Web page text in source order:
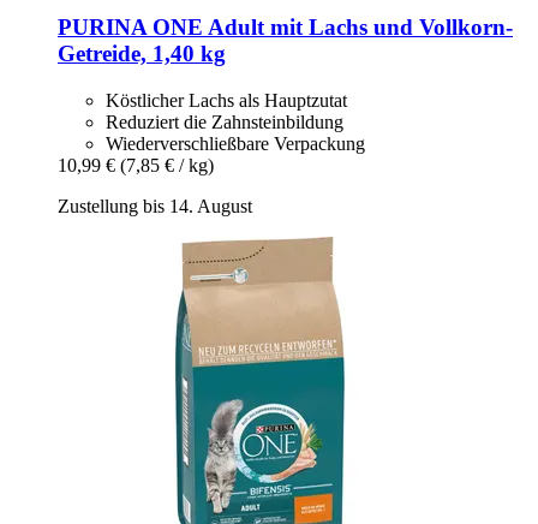
PURINA ONE Adult mit Lachs und Vollkorn-​
Getreide, 1,40 kg
Köstlicher Lachs als Hauptzutat
Reduziert die Zahnsteinbildung
Wiederverschließbare Verpackung
10,99 € (7,85 € / kg)
Zustellung bis 14. August